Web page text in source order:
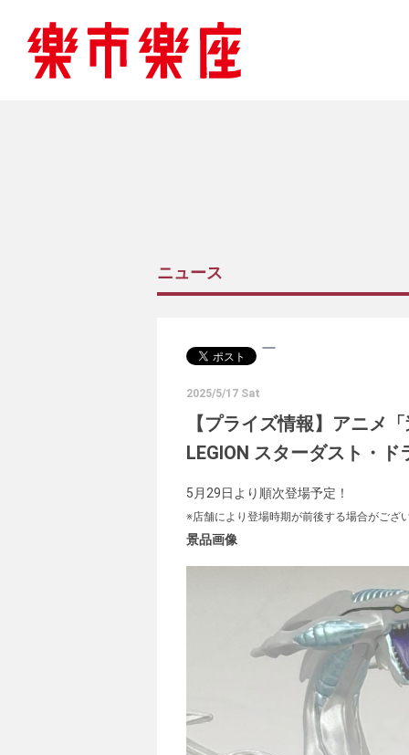
ニュース
2025/5/17 Sat
【プライズ情報】アニ
LEGION スターダスト・ド
5月29日より順次登場予定！
※店舗により登場時期が前後する場合がござ
景品画像